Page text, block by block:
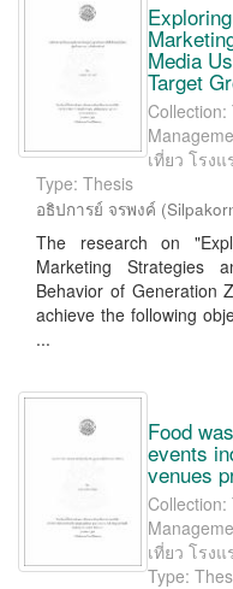
Media
Target
Collection:
เที่ยว โรง
Type: Thesis
อธิปการย์ จรพงค์ (
The research on
Marketing Strategies
Behavior of Generation
achieve the following
...
Food
events
venues
Collection:
เที่ยว โรง
Type: